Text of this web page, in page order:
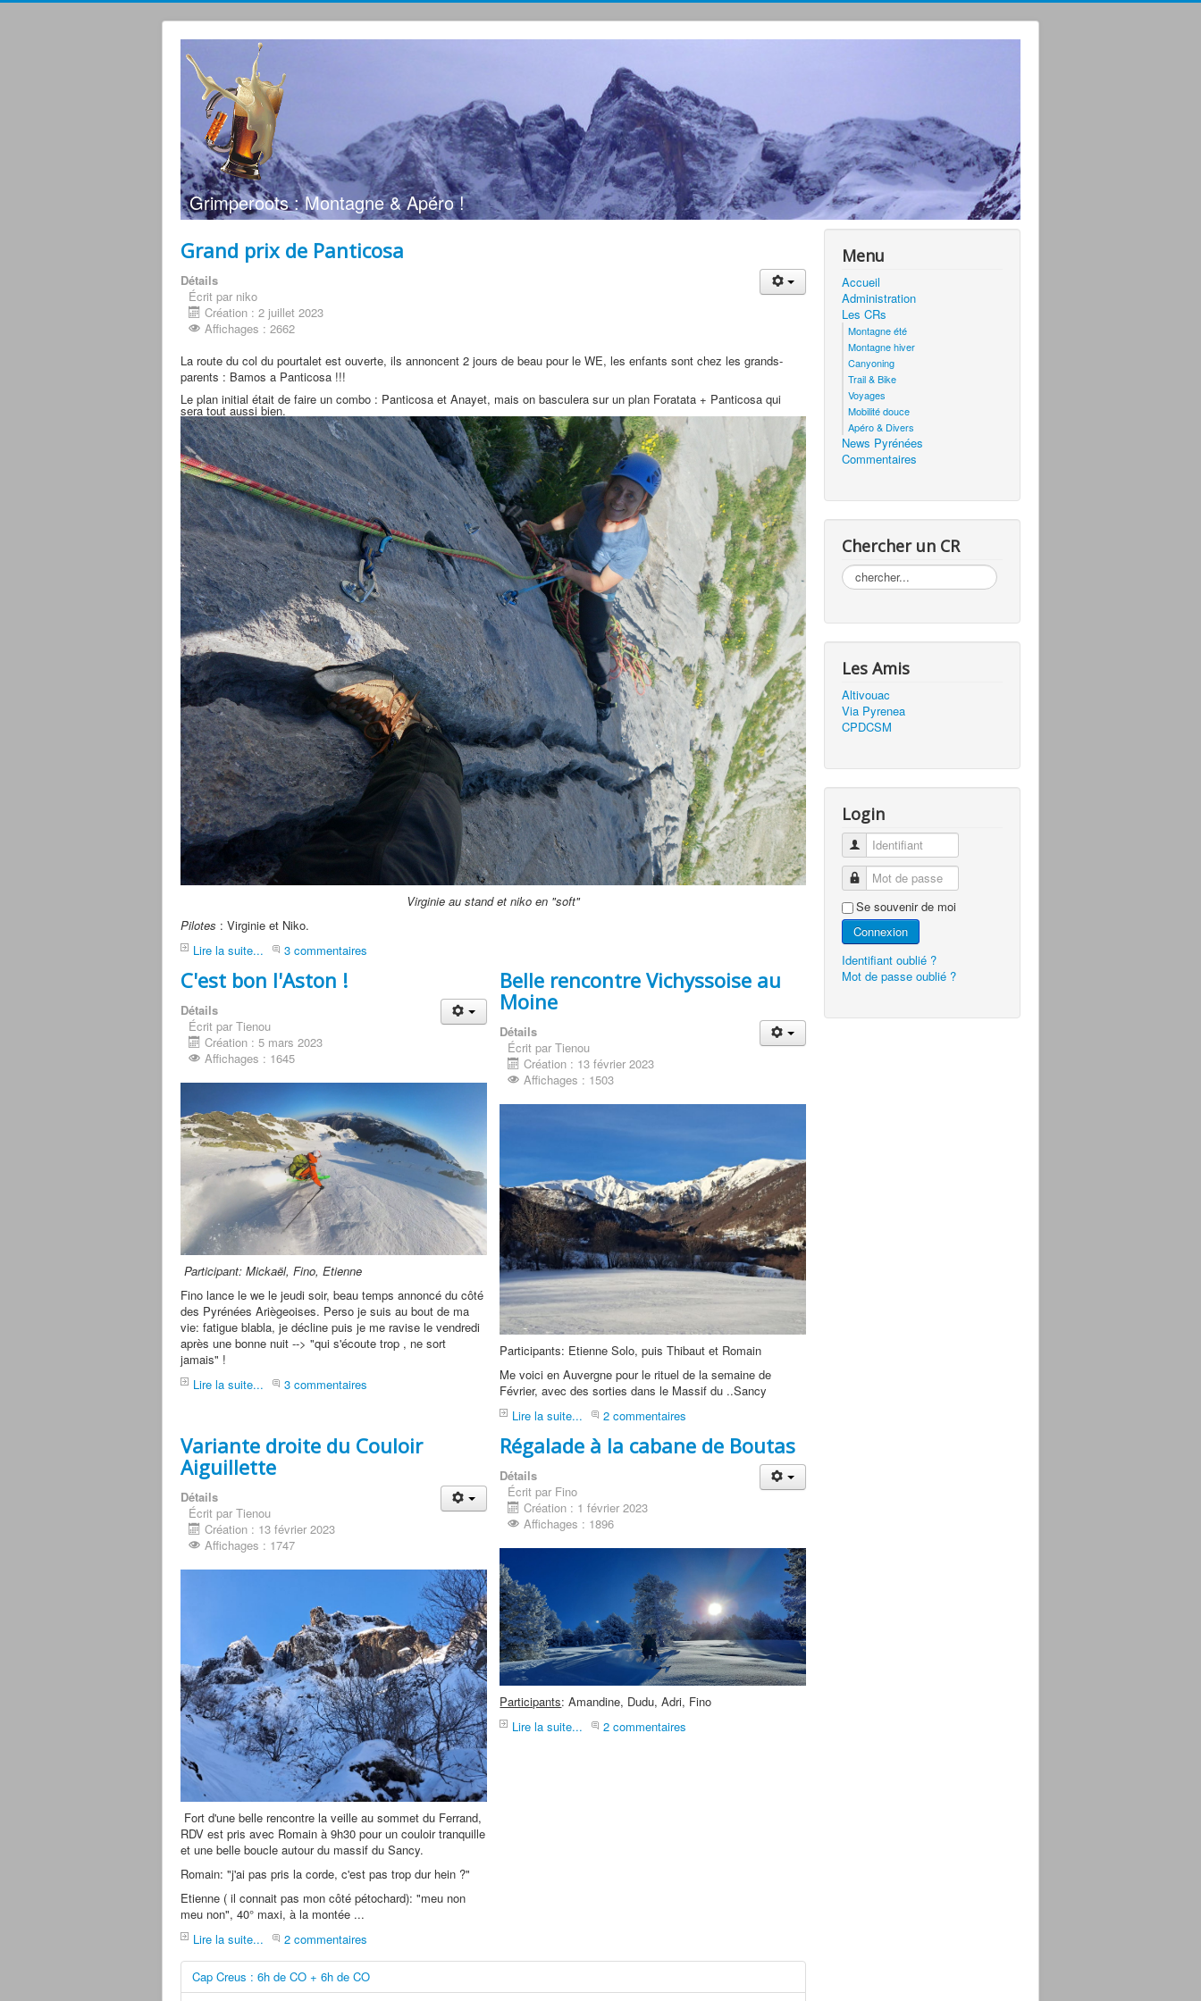
Grimperoots : Montagne & Apéro !
Grand prix de Panticosa
Détails
Écrit par niko
Création : 2 juillet 2023
Affichages : 2662
La route du col du pourtalet est ouverte, ils annoncent 2 jours de beau pour le WE, les enfants sont chez les grands-
parents : Bamos a Panticosa !!!
Le plan initial était de faire un combo : Panticosa et Anayet, mais on basculera sur un plan Foratata + Panticosa qui
sera tout aussi bien.
Virginie au stand et niko en "soft"
Pilotes : Virginie et Niko.
Lire la suite...
3 commentaires
C'est bon l'Aston !
Détails
Écrit par Tienou
Création : 5 mars 2023
Affichages : 1645
Participant: Mickaël, Fino, Etienne
Fino lance le we le jeudi soir, beau temps annoncé du côté
des Pyrénées Ariègeoises. Perso je suis au bout de ma
vie: fatigue blabla, je décline puis je me ravise le vendredi
après une bonne nuit --> "qui s'écoute trop , ne sort
jamais" !
Lire la suite...
3 commentaires
Belle rencontre Vichyssoise au
Moine
Détails
Écrit par Tienou
Création : 13 février 2023
Affichages : 1503
Participants: Etienne Solo, puis Thibaut et Romain
Me voici en Auvergne pour le rituel de la semaine de
Février, avec des sorties dans le Massif du ..Sancy
Lire la suite...
2 commentaires
Variante droite du Couloir
Aiguillette
Détails
Écrit par Tienou
Création : 13 février 2023
Affichages : 1747
Fort d'une belle rencontre la veille au sommet du Ferrand,
RDV est pris avec Romain à 9h30 pour un couloir tranquille
et une belle boucle autour du massif du Sancy.
Romain: "j'ai pas pris la corde, c'est pas trop dur hein ?"
Etienne ( il connait pas mon côté pétochard): "meu non
meu non", 40° maxi, à la montée ...
Lire la suite...
2 commentaires
Régalade à la cabane de Boutas
Détails
Écrit par Fino
Création : 1 février 2023
Affichages : 1896
Participants: Amandine, Dudu, Adri, Fino
Lire la suite...
2 commentaires
Cap Creus : 6h de CO + 6h de CO
Menu
Accueil
Administration
Les CRs
Montagne été
Montagne hiver
Canyoning
Trail & Bike
Voyages
Mobilité douce
Apéro & Divers
News Pyrénées
Commentaires
Chercher un CR
Rechercher
Les Amis
Altivouac
Via Pyrenea
CPDCSM
Login
Identifiant
Mot de passe
Se souvenir de moi
Connexion
Identifiant oublié ?
Mot de passe oublié ?